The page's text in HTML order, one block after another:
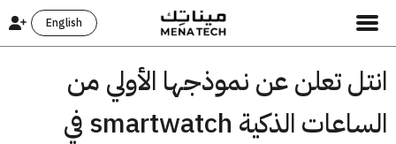
English
تعلن عن نموذجها الأولي من
الساعات الذكية smartwatch في